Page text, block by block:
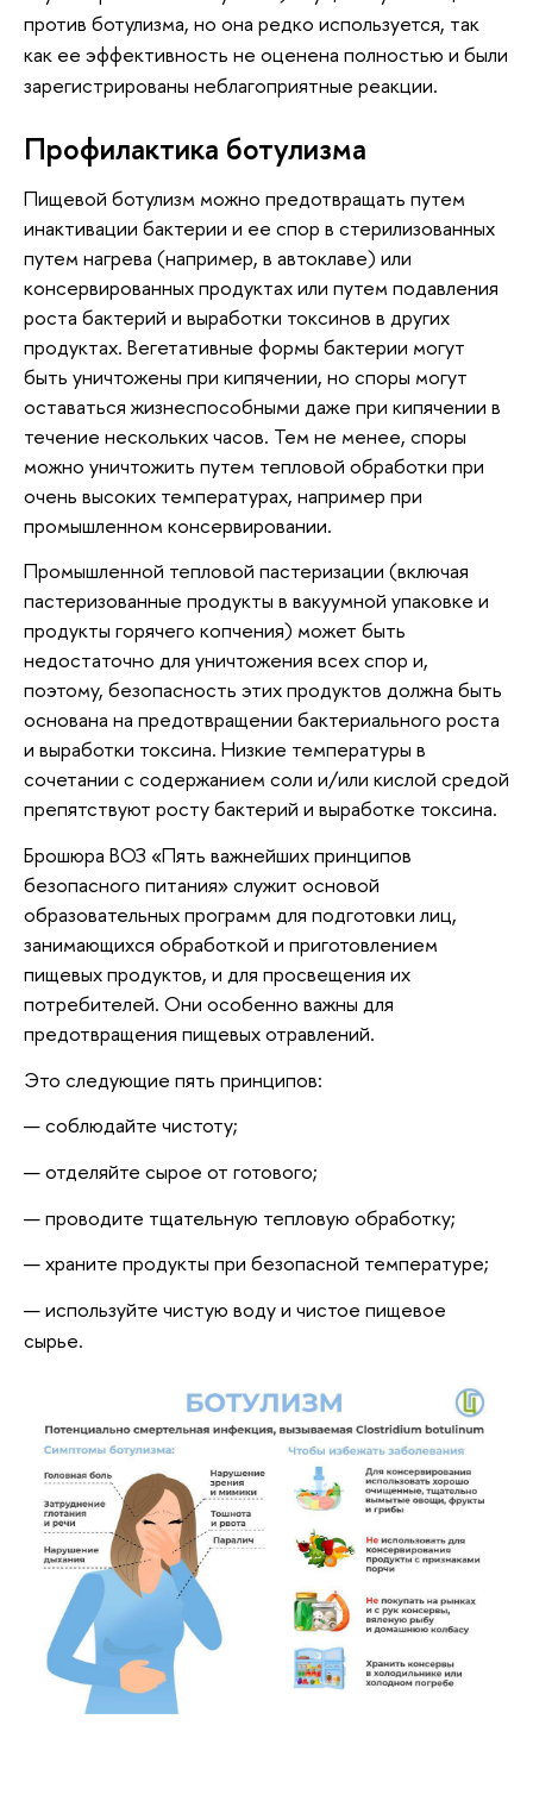
против ботулизма, но она редко используется, так
как ее эффективность не оценена полностью и были
зарегистрированы неблагоприятные реакции.
Профилактика ботулизма
Пищевой ботулизм можно предотвращать путем
инактивации бактерии и ее спор в стерилизованных
путем нагрева (например, в автоклаве) или
консервированных продуктах или путем подавления
роста бактерий и выработки токсинов в других
продуктах. Вегетативные формы бактерии могут
быть уничтожены при кипячении, но споры могут
оставаться жизнеспособными даже при кипячении в
течение нескольких часов. Тем не менее, споры
можно уничтожить путем тепловой обработки при
очень высоких температурах, например при
промышленном консервировании.
Промышленной тепловой пастеризации (включая
пастеризованные продукты в вакуумной упаковке и
продукты горячего копчения) может быть
недостаточно для уничтожения всех спор и,
поэтому, безопасность этих продуктов должна быть
основана на предотвращении бактериального роста
и выработки токсина. Низкие температуры в
сочетании с содержанием соли и/или кислой средой
препятствуют росту бактерий и выработке токсина.
Брошюра ВОЗ «Пять важнейших принципов
безопасного питания» служит основой
образовательных программ для подготовки лиц,
занимающихся обработкой и приготовлением
пищевых продуктов, и для просвещения их
потребителей. Они особенно важны для
предотвращения пищевых отравлений.
Это следующие пять принципов:
соблюдайте чистоту;
отделяйте сырое от готового;
проводите тщательную тепловую обработку;
храните продукты при безопасной температуре;
используйте чистую воду и чистое пищевое
сырье.